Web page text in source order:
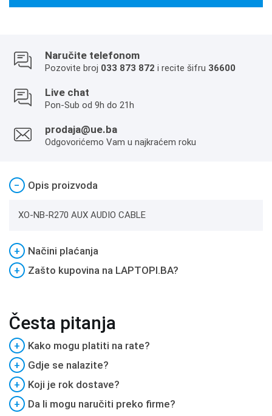
Naručite telefonom
Pozovite broj 033 873 872 i recite šifru 36600
Live chat
Pon-Sub od 9h do 21h
prodaja@ue.ba
Odgovorićemo Vam u najkraćem roku
− Opis proizvoda
XO-NB-R270 AUX AUDIO CABLE
+
Načini plaćanja
+
Zašto kupovina na LAPTOPI.BA?
Česta pitanja
+
Kako mogu platiti na rate?
+
Gdje se nalazite?
+
Koji je rok dostave?
+
Da li mogu naručiti preko firme?